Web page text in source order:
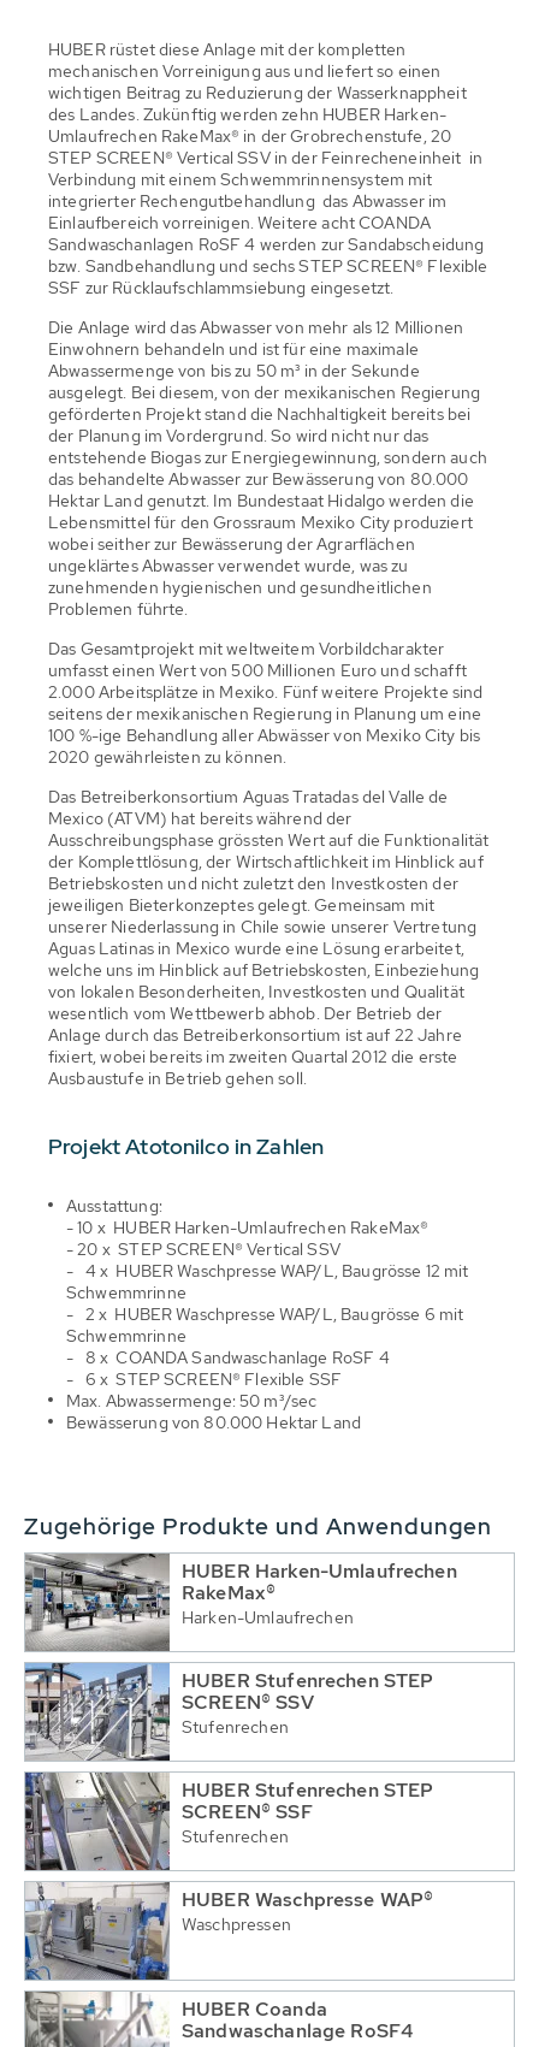
HUBER rüstet diese Anlage mit der kompletten
mechanischen Vorreinigung aus und liefert so einen
wichtigen Beitrag zu Reduzierung der Wasserknappheit
des Landes. Zukünftig werden zehn HUBER Harken-
Umlaufrechen RakeMax® in der Grobrechenstufe, 20
STEP SCREEN® Vertical SSV in der Feinrecheneinheit in
Verbindung mit einem Schwemmrinnensystem mit
integrierter Rechengutbehandlung das Abwasser im
Einlaufbereich vorreinigen. Weitere acht COANDA
Sandwaschanlagen RoSF 4 werden zur Sandabscheidung
bzw. Sandbehandlung und sechs STEP SCREEN® Flexible
SSF zur Rücklaufschlammsiebung eingesetzt.
Die Anlage wird das Abwasser von mehr als 12 Millionen
Einwohnern behandeln und ist für eine maximale
Abwassermenge von bis zu 50 m³ in der Sekunde
ausgelegt. Bei diesem, von der mexikanischen Regierung
geförderten Projekt stand die Nachhaltigkeit bereits bei
der Planung im Vordergrund. So wird nicht nur das
entstehende Biogas zur Energiegewinnung, sondern auch
das behandelte Abwasser zur Bewässerung von 80.000
Hektar Land genutzt. Im Bundestaat Hidalgo werden die
Lebensmittel für den Grossraum Mexiko City produziert
wobei seither zur Bewässerung der Agrarflächen
ungeklärtes Abwasser verwendet wurde, was zu
zunehmenden hygienischen und gesundheitlichen
Problemen führte.
Das Gesamtprojekt mit weltweitem Vorbildcharakter
umfasst einen Wert von 500 Millionen Euro und schafft
2.000 Arbeitsplätze in Mexiko. Fünf weitere Projekte sind
seitens der mexikanischen Regierung in Planung um eine
100 %-ige Behandlung aller Abwässer von Mexiko City bis
2020 gewährleisten zu können.
Das Betreiberkonsortium Aguas Tratadas del Valle de
Mexico (ATVM) hat bereits während der
Ausschreibungsphase grössten Wert auf die Funktionalität
der Komplettlösung, der Wirtschaftlichkeit im Hinblick auf
Betriebskosten und nicht zuletzt den Investkosten der
jeweiligen Bieterkonzeptes gelegt. Gemeinsam mit
unserer Niederlassung in Chile sowie unserer Vertretung
Aguas Latinas in Mexico wurde eine Lösung erarbeitet,
welche uns im Hinblick auf Betriebskosten, Einbeziehung
von lokalen Besonderheiten, Investkosten und Qualität
wesentlich vom Wettbewerb abhob. Der Betrieb der
Anlage durch das Betreiberkonsortium ist auf 22 Jahre
fixiert, wobei bereits im zweiten Quartal 2012 die erste
Ausbaustufe in Betrieb gehen soll.
Projekt Atotonilco in Zahlen
Ausstattung:
- 10 x HUBER Harken-Umlaufrechen RakeMax®
- 20 x STEP SCREEN® Vertical SSV
- 4 x HUBER Waschpresse WAP/L, Baugrösse 12 mit
Schwemmrinne
- 2 x HUBER Waschpresse WAP/L, Baugrösse 6 mit
Schwemmrinne
- 8 x COANDA Sandwaschanlage RoSF 4
- 6 x STEP SCREEN® Flexible SSF
Max. Abwassermenge: 50 m³/sec
Bewässerung von 80.000 Hektar Land
Zugehörige Produkte und Anwendungen
HUBER Harken-Umlaufrechen
RakeMax®
Harken-Umlaufrechen
HUBER Stufenrechen STEP
SCREEN® SSV
Stufenrechen
HUBER Stufenrechen STEP
SCREEN® SSF
Stufenrechen
HUBER Waschpresse WAP®
Waschpressen
HUBER Coanda
Sandwaschanlage RoSF4